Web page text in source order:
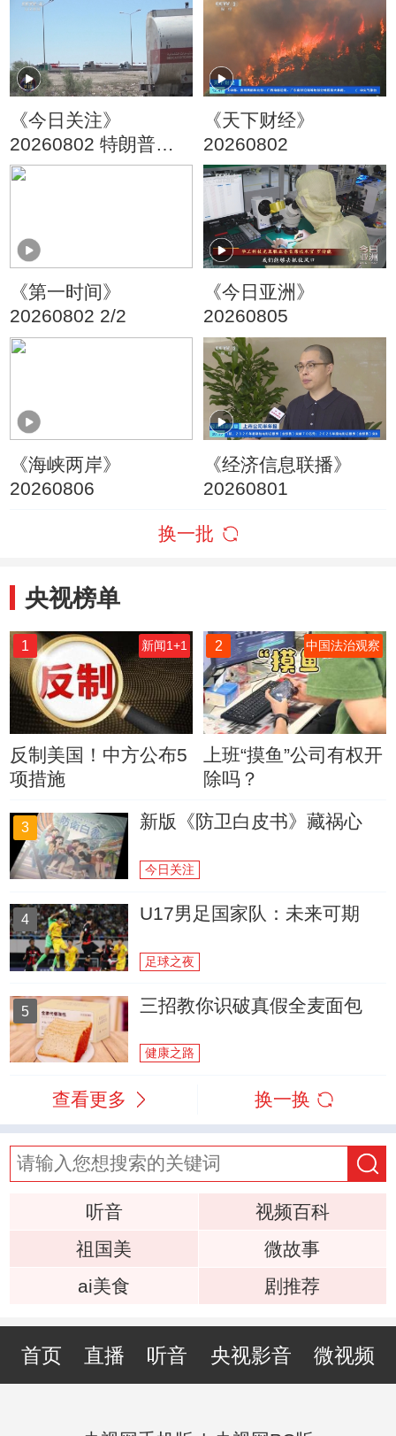
《今日关注》
20260802 特朗普叫
停“最大规模”打击 伊
《天下财经》
20260802
《第一时间》
20260802 2/2
《今日亚洲》
20260805
《海峡两岸》
20260806
《经济信息联播》
20260801
换一批
央视榜单
1 新闻1+1
反制美国！中方公布5
项措施
2 中国法治观察
上班“摸鱼”公司有权开
除吗？
3 新版《防卫白皮书》藏祸心
今日关注
4 U17男足国家队：未来可期
足球之夜
5 三招教你识破真假全麦面包
健康之路
查看更多 换一换
听音
视频百科
祖国美
微故事
ai美食
剧推荐
首页 直播 听音 央视影音 微视频